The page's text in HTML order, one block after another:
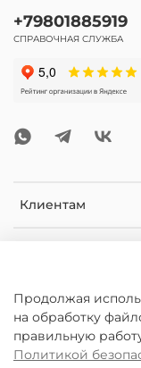
Клиентам
Дополнительная
+79801885919
СПРАВОЧНАЯ СЛУЖБА
Продолжая
на обработку
правильную
Политикой